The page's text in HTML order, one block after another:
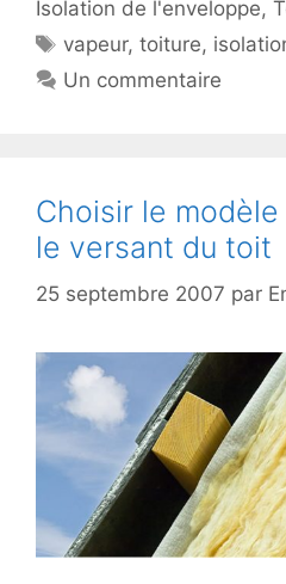
Isolation de l'enveloppe,
Étiquettes
vapeur,toiture,
Un commentaire
Choisir le modèle
le versant du toit
25 septembre 2007 par